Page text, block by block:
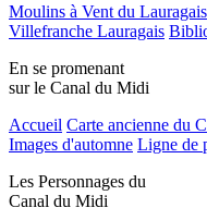
Moulins à Vent du Lauragais
Villefranche Lauragais
En se promenant
sur le Canal du Midi
Accueil Carte ancienne du
Images d'automne Ligne de
Les Personnages du
Canal du Midi